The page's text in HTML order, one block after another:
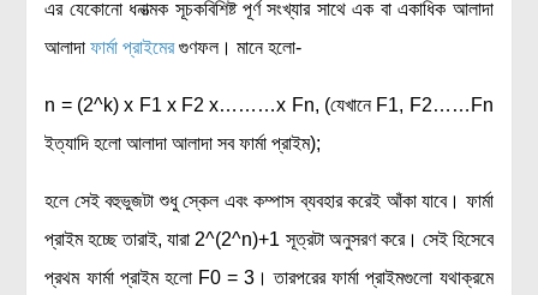
এর যেকোনো ধনাত্মক সূচকবিশিষ্ট পূর্ণ সংখ্যার সাথে এক বা একাধিক আলাদা
আলাদাফার্মা প্রাইমেরগুণফল। মানে হলো-
n = (2^k) x F1 x F2 x………x Fn, (যেখানে F1, F2……Fn
ইত্যাদি হলো আলাদা আলাদা সব ফার্মা প্রাইম);
হলে সেই বহুভুজটা শুধু স্কেল এবং কম্পাস ব্যবহার করেই আঁকা যাবে। ফার্মা
প্রাইম হচ্ছে তারাই, যারা 2^(2^n)+1 সূত্রটা অনুসরণ করে। সেই হিসেবে
প্রথম ফার্মা প্রাইম হলো F0 = 3। তারপরের ফার্মা প্রাইমগুলো যথাক্রমে